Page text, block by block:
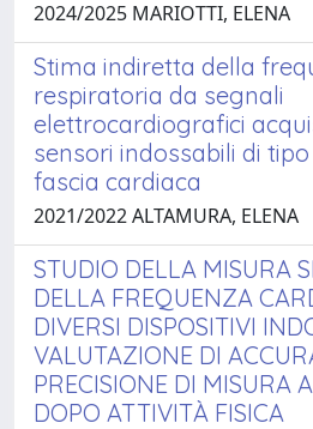
2024/2025 MARIOTTI, ELENA
Stima indiretta della
respiratoria da segnali
elettrocardiografici
sensori indossabili di
fascia cardiaca
2021/2022 ALTAMURA, ELENA
STUDIO DELLA MISURA
DELLA FREQUENZA
DIVERSI DISPOSITIVI
VALUTAZIONE DI
PRECISIONE DI MISURA
DOPO ATTIVITÀ FISICA